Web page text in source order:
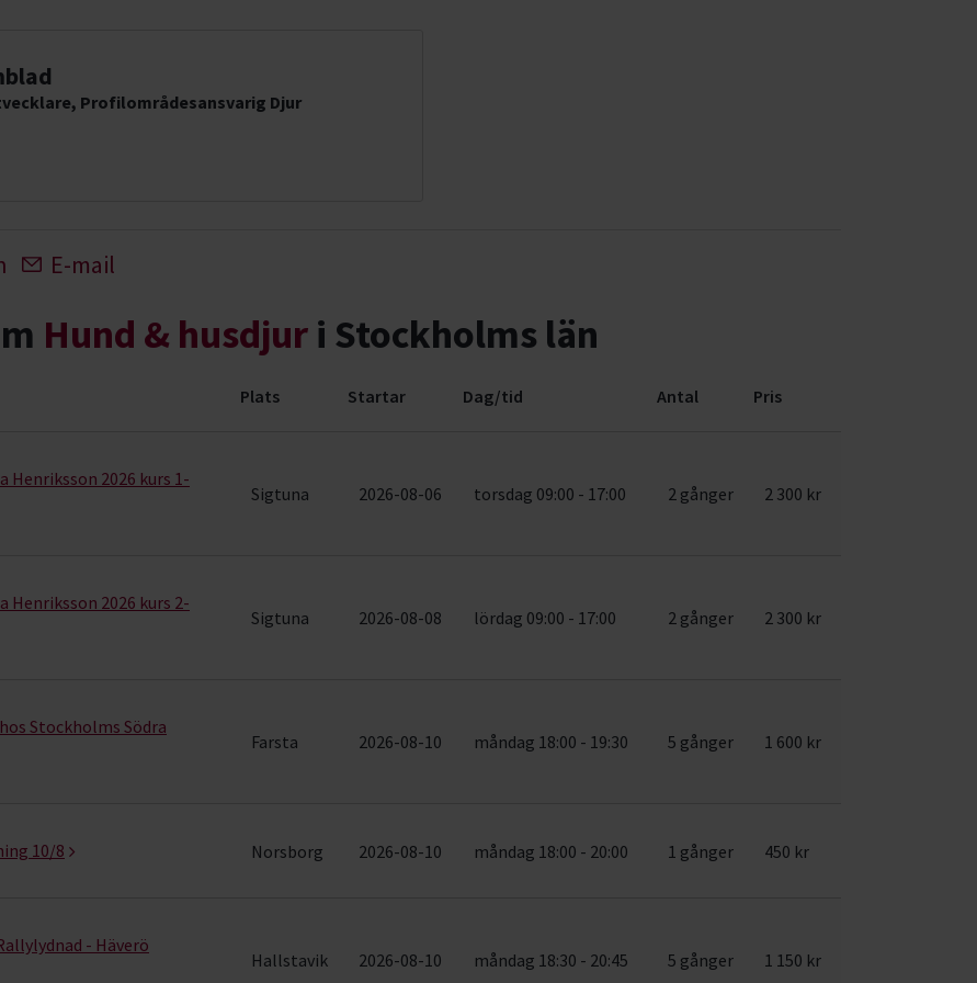
Profilområdesansvarig Djur
E-mail
Hund & husdjur i Stockholms län
Plats Startar Dag/tid Antal Pris
Henriksson 2026 kurs 1-
Sigtuna 2026-08-06 torsdag 09:00 - 17:00 2 gånger 2 300 kr
Henriksson 2026 kurs 2-
Sigtuna 2026-08-08 lördag 09:00 - 17:00 2 gånger 2 300 kr
Stockholms Södra
Farsta 2026-08-10 måndag 18:00 - 19:30 5 gånger 1 600 kr
10/8 Norsborg 2026-08-10 måndag 18:00 - 20:00 1 gånger 450 kr
- Häverö
Hallstavik 2026-08-10 måndag 18:30 - 20:45 5 gånger 1 150 kr